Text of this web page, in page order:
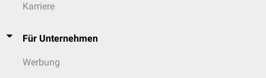
Karriere
Für Unternehmen
Werbung